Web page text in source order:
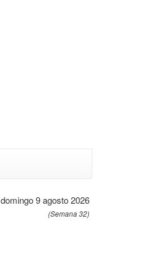
domingo 9 agosto 2026
(Semana 32)